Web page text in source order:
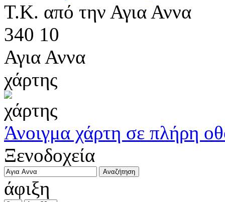
Τ.Κ. από την Αγια Αννα
340 10
Αγια Αννα
χάρτης
Άνοιγμα χάρτη σε πλήρη
Ξενοδοχεία
άφιξη